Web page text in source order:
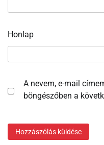
Honlap
A nevem, e-mail
böngészőben a